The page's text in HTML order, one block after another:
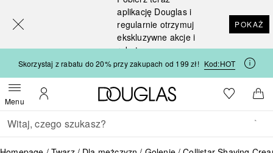
aplikację Douglas i
regularnie otrzymuj
ekskluzywne akcje i
rabaty
POKAŻ
Skorzystaj z rabatu do 20% przy zakupach od 199 zł! Kod:HOT
MenuOtwórz menuMoje konto
Strona główna Douglas
Do listyDo
Wracać
Wykonaj wyszukiwanie
[navigation.slideout.screenreader]